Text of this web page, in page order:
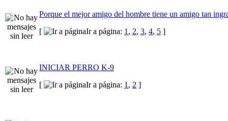
Porque el mejor amigo del hombre tiene un amigo tan
[
Ir a página: 1 , 2, 3, 4, 5 ]
INICIAR PERRO K-9
[
Ir a página: 1 , 2 ]